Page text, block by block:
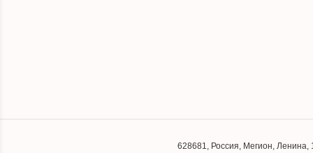
628681, Россия, Мегион, Ленина,